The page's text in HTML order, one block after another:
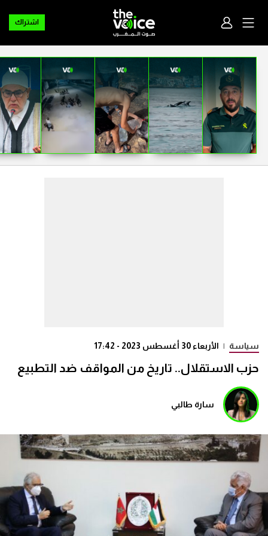
اشتراك
سياسة | الأربعاء 30 أغسطس 2023 - 17:42
حزب الاستقلال.. تاريخ من المواقف ضد التطبيع
سارة طالبي